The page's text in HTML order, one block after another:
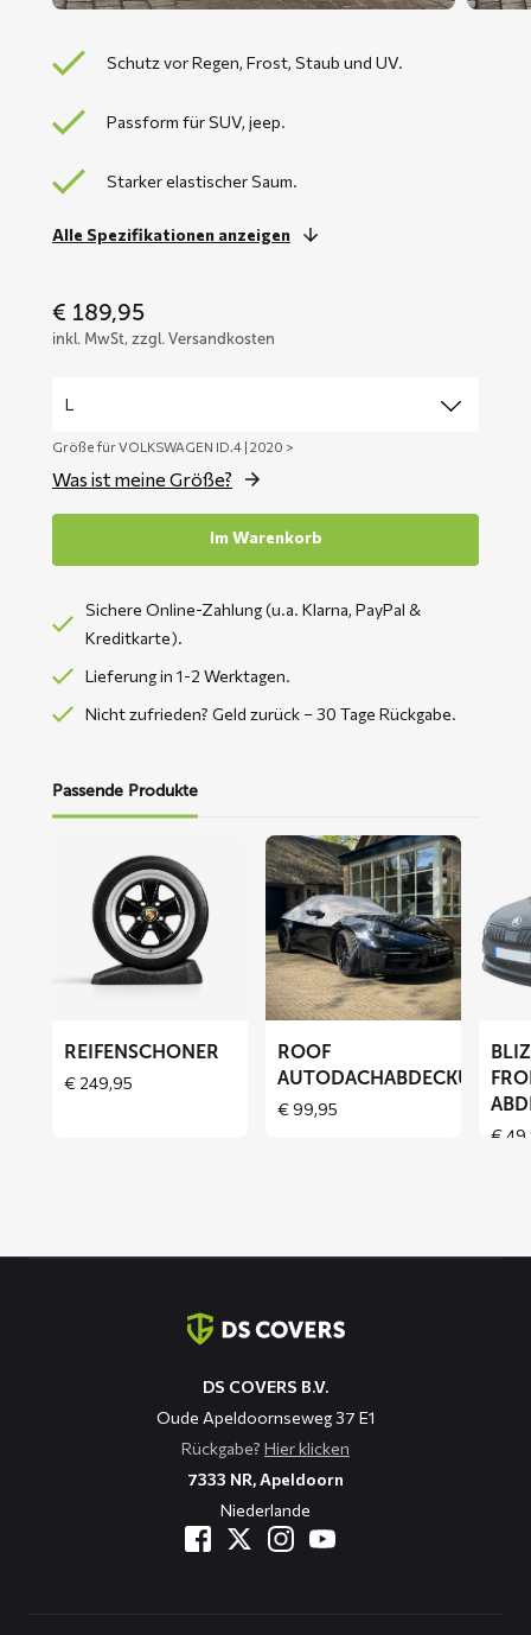
Schutz vor Regen, Frost, Staub und UV.
Passform für SUV, jeep.
Starker elastischer Saum.
Alle Spezifikationen anzeigen
€ 189,95
inkl. MwSt, zzgl. Versandkosten
Größe für VOLKSWAGEN ID.4 | 2020 >
Was ist meine Größe?
Im Warenkorb
Sichere Online-Zahlung (u.a. Klarna, PayPal &
Kreditkarte).
Lieferung in 1-2 Werktagen.
Nicht zufrieden? Geld zurück – 30 Tage Rückgabe.
Passende Produkte
Reifenschoner
REIFENSCHONER
€249,95
Mehr
lesen
über
ROOF
Autodachabdeckung
ROOF
AUTODACHABDECKUNG
€99,95
über
BLIZZ
€
DS COVERS B.V.
Oude Apeldoornseweg 37 E1
Rückgabe? Hier klicken
7333 NR, Apeldoorn
Niederlande